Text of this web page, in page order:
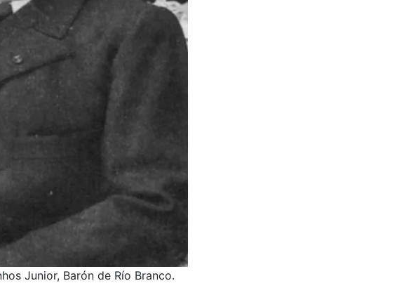
Junior, Barón de Río Branco.